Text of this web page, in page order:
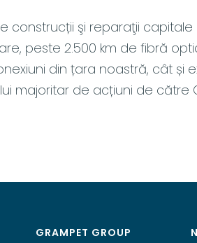
construcții şi reparaţii
peste 2.500 km de fibră
din țara noastră, cât și
majoritar de acțiuni de către
GRAMPET GROUP